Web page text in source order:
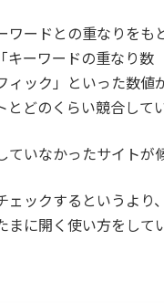
ワードとの重なりをも
キーワードの重なり
ィック」といった数
とどのくらい競合して
ていなかったサイトが
ェックするというより
まに開く使い方をし